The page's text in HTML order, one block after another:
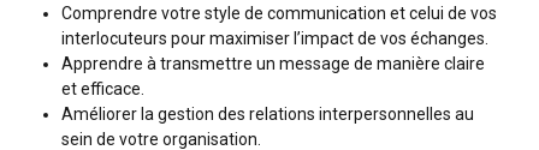
Comprendre votre style de communication et celui de vos
interlocuteurs pour maximiser l’impact de vos échanges.
Apprendre à transmettre un message de manière claire
et efficace.
Améliorer la gestion des relations interpersonnelles au
sein de votre organisation.